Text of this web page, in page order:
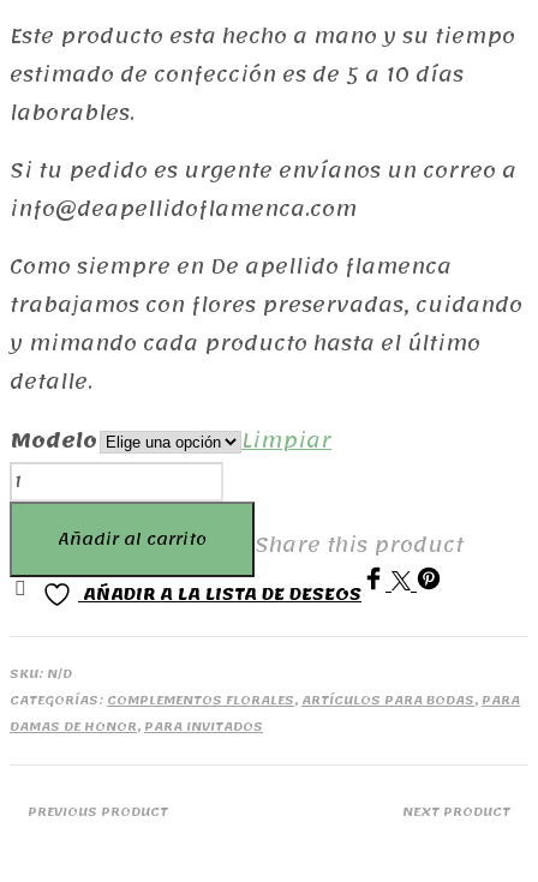
Este producto esta hecho a mano y su tiempo
estimado de confección es de 5 a 10 días
laborables.
Si tu pedido es urgente envíanos un correo a
info@deapellidoflamenca.com
Como siempre en De apellido flamenca
trabajamos con flores preservadas, cuidando
y mimando cada producto hasta el último
detalle.
Modelo
Limpiar
Chiquicúpulas
Añadir al carrito
AÑADIR A LA LISTA DE DESEOS
Share this product
SKU: N/D
CATEGORÍAS:COMPLEMENTOS FLORALES,ARTÍCULOS PARA BODAS,PARA
DAMAS DE HONOR,PARA INVITADOS
PREVIOUS PRODUCT NEXT PRODUCT